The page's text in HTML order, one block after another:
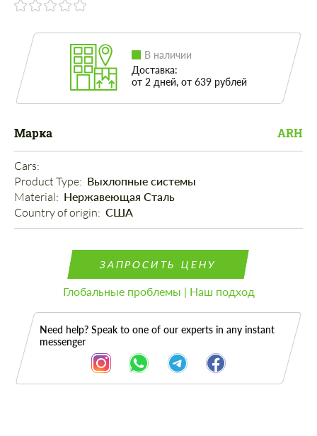
В наличии
Доставка:
от 2 дней, от 639 рублей
Марка ARH
Cars:
Product Type: Выхлопные системы
Material: Нержавеющая Сталь
Country of origin: США
ЗАПРОСИТЬ ЦЕНУ
Глобальные проблемы | Наш подход
Need help? Speak to one of our experts in any instant
messenger